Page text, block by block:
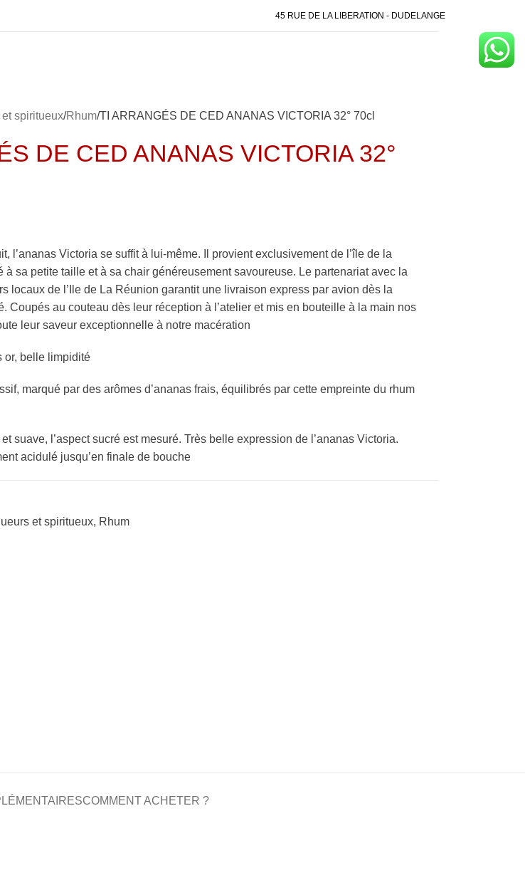
45 RUE DE LA LIBERATION - DUDELANGE
spiritueux Rhum TI ARRANGÉS DE CED ANANAS VICTORIA 32° 70cl
DE CED ANANAS VICTORIA 32°
l’ananas Victoria se suffit à lui-même. Il provient exclusivement de l’île de la
à sa petite taille et à sa chair généreusement savoureuse. Le partenariat avec la
locaux de l’Ile de La Réunion garantit une livraison express par avion dès la
Coupés au couteau dès leur réception à l’atelier et mis en bouteille à la main nos
leur saveur exceptionnelle à notre macération
or, belle limpidité
marqué par des arômes d’ananas frais, équilibrés par cette empreinte du rhum
suave, l’aspect sucré est mesuré. Très belle expression de l’ananas Victoria.
acidulé jusqu’en finale de bouche
et spiritueux, Rhum
COMMENT ACHETER ?